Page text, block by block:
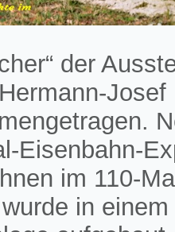
der
Eisenbahn-
im 110-
in